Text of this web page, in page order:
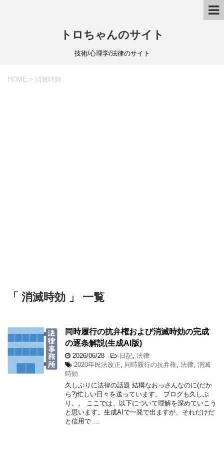
トロちゃんのサイト
技術/心理学/法律のサイト
HOME > 消滅時効
「 消滅時効 」 一覧
同時履行の抗弁権および消滅時効の完成
の逐条解説(生成AI版)
2026/06/28 - 日記, 法律
2020年民法改正, 同時履行の抗弁権, 法律, 消滅
時効
久しぶりに法律の話題 結構なおっさんなのに(だか
ら?)忙しい日々を送っています。 ブログも久しぶ
り。。 ここでは、以下について理解を深めていこう
と思います。生成AIで一発で出ますが、それだけだ
と信用で …